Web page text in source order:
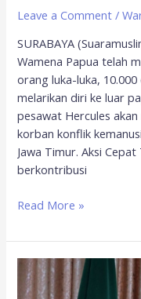
Leave a Comment /
SURABAYA
Wamena Papua telah
orang luka-luka,
melarikan diri ke luar
pesawat Hercules
korban konflik
Jawa Timur. Aksi
berkontribusi
Read More »
Dewan
Da’wah: